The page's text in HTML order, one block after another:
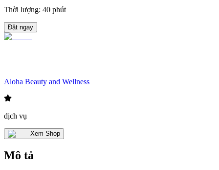
Thời lượng: 40 phút
Đặt ngay
Aloha Beauty and Wellness
dịch vụ
Xem Shop
Mô tả